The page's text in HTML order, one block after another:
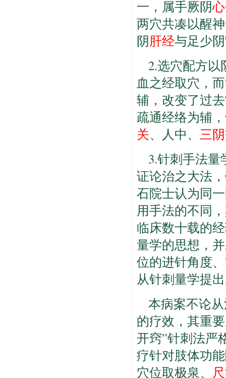
一，属手厥阴
两穴共凑以醒
阴肝经与足少阴
2.选穴配方
血之经取穴，
辅，改变了过
疏通经络为辅
关、人中、 三
3.针刺手法
证论治之大法
石院士认为同
用手法的不同
临床数十载的
量学的思想，
位的进针角度
从针刺量学提
本病案不论
的疗效，其重
开窍”针刺法严
疗针对肢体功
穴位取极泉、